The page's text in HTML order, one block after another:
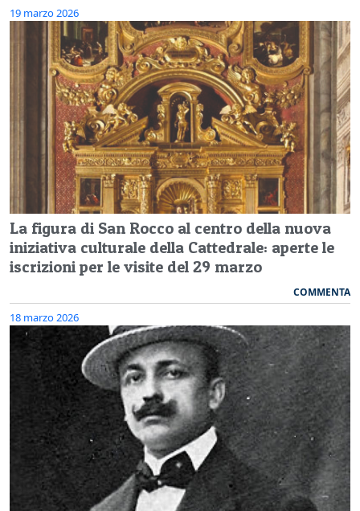
19 marzo 2026
La figura di San Rocco al centro della nuova
iniziativa culturale della Cattedrale: aperte le
iscrizioni per le visite del 29 marzo
COMMENTA
18 marzo 2026